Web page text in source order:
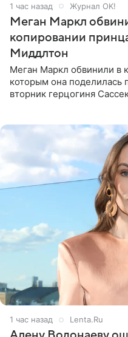
1 час назад Журнал OK!
Меган Маркл
копировании
Миддлтон
Меган Маркл обвинили в
которым она поделилась
вторник герцогиня
1 час назад Lenta.Ru